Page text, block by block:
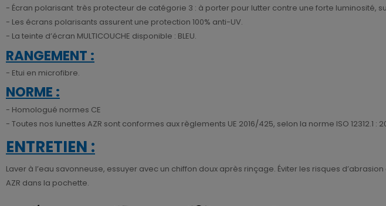
- Écran polarisant très protecteur de catégorie 3 : à porter pour lutter contre une forte luminosité,
- Les écrans polarisants assurent une protection 100% anti-UV.
- La teinte d’écran MULTICOUCHE disponible : BLEU.
RANGEMENT :
- Etui en microfibre.
NORME :
- Homologué normes CE
- Toutes nos lunettes AZR sont conformes aux règlements UE 2016/425, selon la norme ISO 12312.1 :
ENTRETIEN :
Laver à l’eau savonneuse, essuyer avec un chiffon doux après rinçage. Éviter les risques
AZR dans la pochette.